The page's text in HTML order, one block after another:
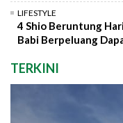
LIFESTYLE
4 Shio Beruntung
Babi Berpeluang
TERKINI